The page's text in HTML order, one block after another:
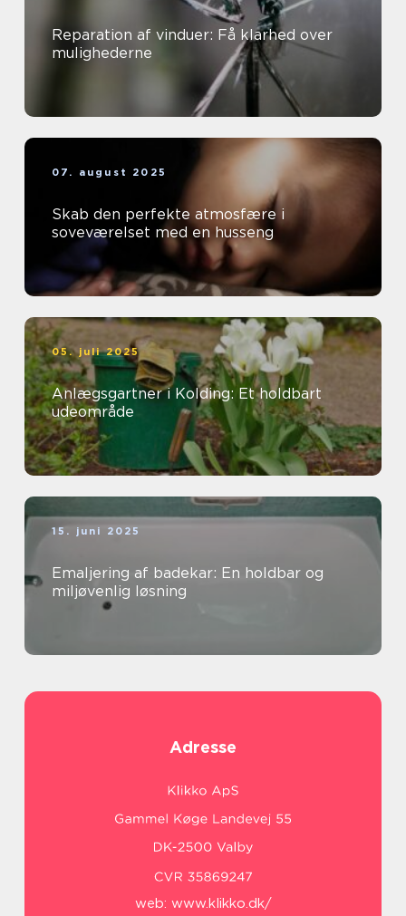
Reparation af vinduer: Få klarhed over
mulighederne
07. august 2025
Skab den perfekte atmosfære i
soveværelset med en husseng
05. juli 2025
Anlægsgartner i Kolding: Et holdbart
udeområde
15. juni 2025
Emaljering af badekar: En holdbar og
miljøvenlig løsning
Adresse
web: www.klikko.dk/